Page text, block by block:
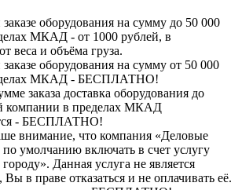
оборудования на сумму до 50 000
МКАД - от 1000 рублей, в
веса и объёма груза.
оборудования на сумму от 50 000
МКАД - БЕСПЛАТНО!
заказа доставка оборудования до
компании в пределах МКАД
- БЕСПЛАТНО!
внимание, что компания «Деловые
умолчанию включать в счет услугу
Данная услуга не является
Вы в праве отказаться и не оплачивать её.